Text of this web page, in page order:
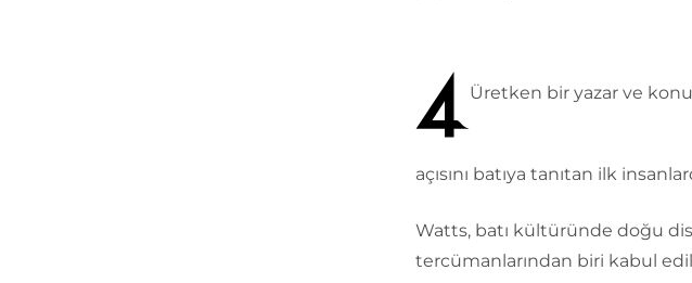
Üretken bir yazar ve
açısını batıya tanıtan ilk
Watts, batı kültüründe doğu
tercümanlarından biri kabul